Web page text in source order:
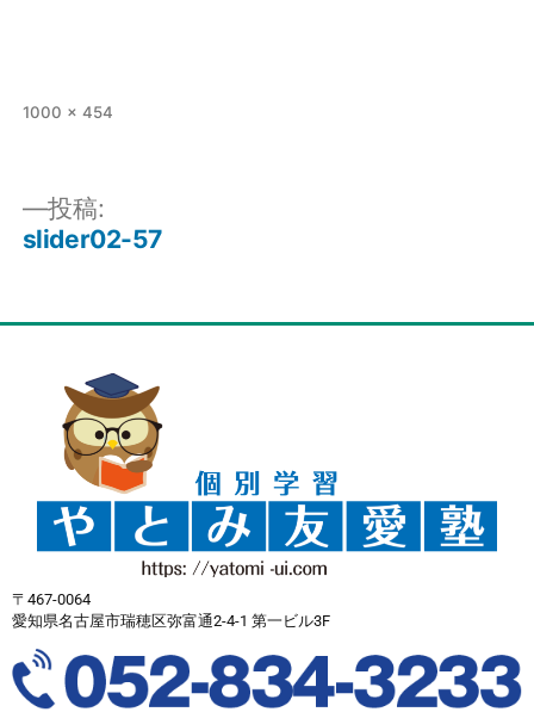
1000 × 454
投稿:
slider02-57
〒467-0064
愛知県名古屋市瑞穂区弥富通2-4-1 第一ビル3F